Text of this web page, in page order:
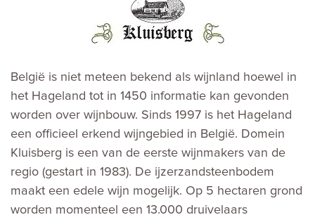
België is niet meteen bekend als wijnland hoewel in
het Hageland tot in 1450 informatie kan gevonden
worden over wijnbouw. Sinds 1997 is het Hageland
een officieel erkend wijngebied in België. Domein
Kluisberg is een van de eerste wijnmakers van de
regio (gestart in 1983). De ijzerzandsteenbodem
maakt een edele wijn mogelijk. Op 5 hectaren grond
worden momenteel een 13.000 druivelaars